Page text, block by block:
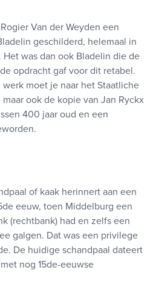
Van der Weyden een
geschilderd, helemaal in
was dan ook Bladelin die de
opdracht gaf voor dit retabel.
moet je naar het Staatliche
ook de kopie van Jan Ryckx
400 jaar oud en een
of kaak herinnert aan een
eeuw, toen Middelburg een
(rechtbank) had en zelfs een
galgen. Dat was een privilege
De huidige schandpaal dateert
nog 15de-eeuwse